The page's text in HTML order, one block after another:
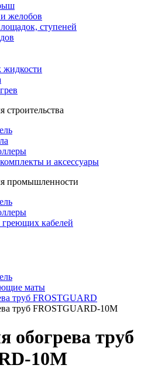
желобов
ступеней
жидкости
строительства
и аксессуары
промышленности
кабелей
маты
труб FROSTGUARD
труб FROSTGUARD-10M
обогрева труб
10M